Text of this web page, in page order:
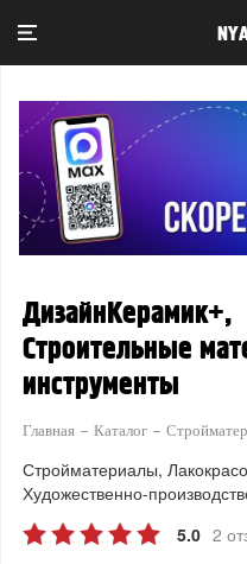
ДизайнКерамик+,
Строительные
инструменты
Главная Каталог
Стройматериалы
Художественно-
5.0 2